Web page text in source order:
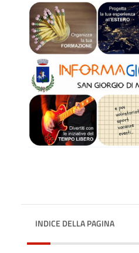
INDICE DELLA PAGINA